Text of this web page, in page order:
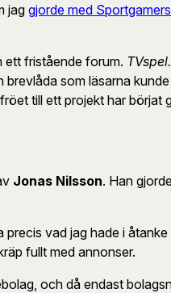
jag gjorde med
fristående forum.
som läsarna
till ett projekt har börjat
Jonas Nilsson. Han
vad jag hade i
fullt med annonser.
och då endast